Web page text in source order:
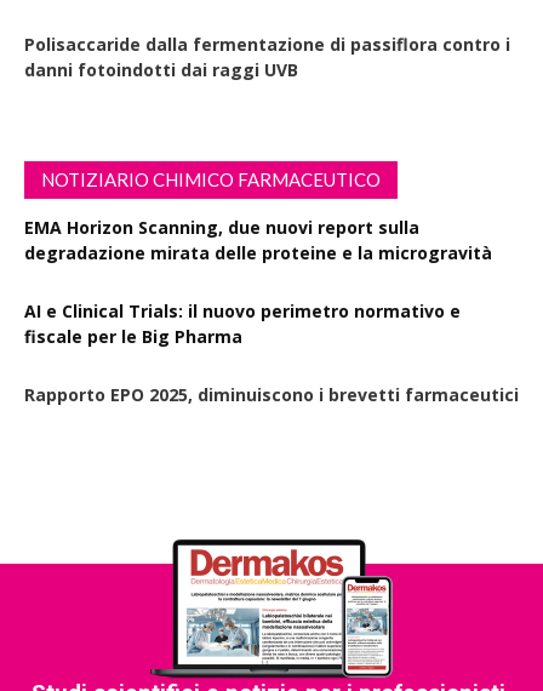
Polisaccaride dalla fermentazione di passiflora contro i
danni fotoindotti dai raggi UVB
NOTIZIARIO CHIMICO FARMACEUTICO
EMA Horizon Scanning, due nuovi report sulla
degradazione mirata delle proteine e la microgravità
AI e Clinical Trials: il nuovo perimetro normativo e
fiscale per le Big Pharma
Rapporto EPO 2025, diminuiscono i brevetti farmaceutici